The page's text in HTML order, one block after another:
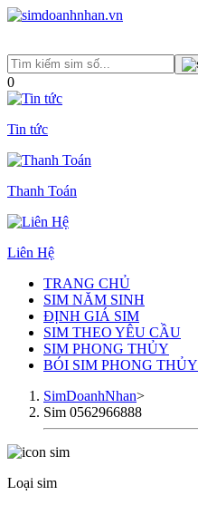
0
Tin tức
Thanh Toán
Liên Hệ
TRANG CHỦ
SIM NĂM SINH
ĐỊNH GIÁ SIM
SIM THEO YÊU CẦU
SIM PHONG THỦY
BÓI SIM PHONG THỦY
SimDoanhNhan>
Sim 0562966888
Loại sim